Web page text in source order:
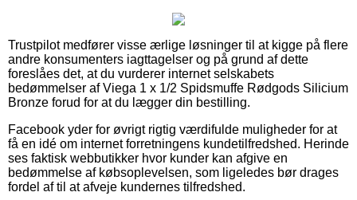
Trustpilot medfører visse ærlige løsninger til at kigge på flere
andre konsumenters iagttagelser og på grund af dette
foreslåes det, at du vurderer internet selskabets
bedømmelser af Viega 1 x 1/2 Spidsmuffe Rødgods Silicium
Bronze forud for at du lægger din bestilling.
Facebook yder for øvrigt rigtig værdifulde muligheder for at
få en idé om internet forretningens kundetilfredshed. Herinde
ses faktisk webbutikker hvor kunder kan afgive en
bedømmelse af købsoplevelsen, som ligeledes bør drages
fordel af til at afveje kundernes tilfredshed.